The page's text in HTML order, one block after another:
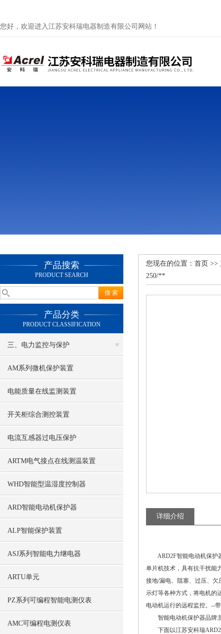
您好，欢迎进入江苏安科瑞电器制造有限公司网站！
产品搜索
PRODUCT SEARCH
产品分类
PRODUCT CLASSIFICATION
三、电力监控与保护
AM系列微机保护装置
电能质量在线监测装置
开关柜综合测控装置
电流互感器过电压保护
ARTM电气接点在线测温装置
WHD智能型温湿度控制器
ARD智能电动机保护器
ALP智能保护装置
ASJ系列智能电力继电器
ARTU单元
PZ系列可编程智能电测仪表
AMC可编程电测仪表
您现在的位置： 首页 >>
250/**
详细介绍
ARD2F智能电动机保护器
单片机技术，具有抗干扰能
接地/漏电、阻塞、过压、
示灯等各种方式，将电机的
电动机运行的远程监控。--
智能电动机保护器品牌主
下面以江苏安科瑞